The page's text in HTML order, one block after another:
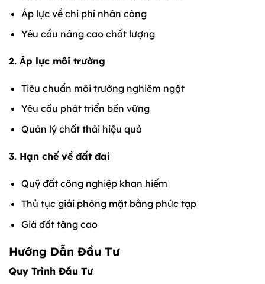
Áp lực về chi phí nhân công
Yêu cầu nâng cao chất lượng
2. Áp lực môi trường
Tiêu chuẩn môi trường nghiêm ngặt
Yêu cầu phát triển bền vững
Quản lý chất thải hiệu quả
3. Hạn chế về đất đai
Quỹ đất công nghiệp khan hiếm
Thủ tục giải phóng mặt bằng phức tạp
Giá đất tăng cao
Hướng Dẫn Đầu Tư
Quy Trình Đầu Tư